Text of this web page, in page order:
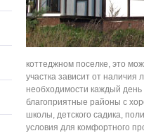
коттеджном поселке, это
участка зависит от наличия
необходимости каждый день
благоприятные районы с
школы, детского садика,
условия для комфортного